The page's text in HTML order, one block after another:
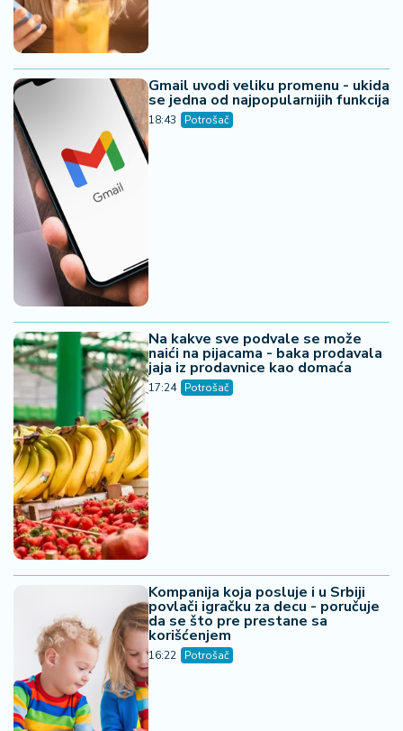
Gmail uvodi veliku promenu - ukida
se jedna od najpopularnijih funkcija
18:43 Potrošač
Na kakve sve podvale se može
naići na pijacama - baka prodavala
jaja iz prodavnice kao domaća
17:24 Potrošač
Kompanija koja posluje i u Srbiji
povlači igračku za decu - poručuje
da se što pre prestane sa
korišćenjem
16:22 Potrošač